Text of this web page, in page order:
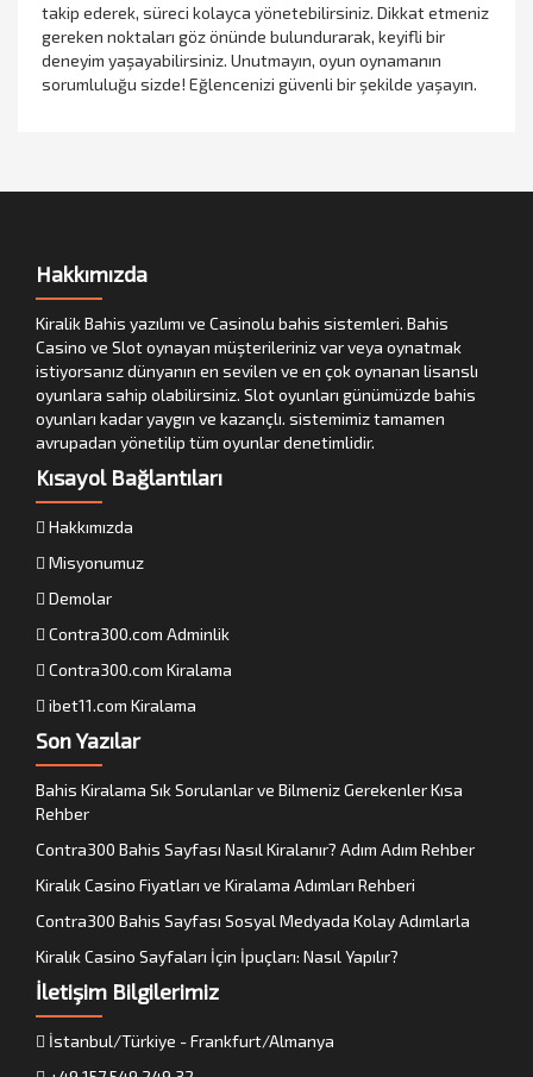
takip ederek, süreci kolayca yönetebilirsiniz. Dikkat etmeniz
gereken noktaları göz önünde bulundurarak, keyifli bir
deneyim yaşayabilirsiniz. Unutmayın, oyun oynamanın
sorumluluğu sizde! Eğlencenizi güvenli bir şekilde yaşayın.
Hakkımızda
Kiralik Bahis yazılımı ve Casinolu bahis sistemleri. Bahis
Casino ve Slot oynayan müşterileriniz var veya oynatmak
istiyorsanız dünyanın en sevilen ve en çok oynanan lisanslı
oyunlara sahip olabilirsiniz. Slot oyunları günümüzde bahis
oyunları kadar yaygın ve kazançlı. sistemimiz tamamen
avrupadan yönetilip tüm oyunlar denetimlidir.
Kısayol Bağlantıları
Hakkımızda
Misyonumuz
Demolar
Contra300.com Adminlik
Contra300.com Kiralama
ibet11.com Kiralama
Son Yazılar
Bahis Kiralama Sık Sorulanlar ve Bilmeniz Gerekenler Kısa
Rehber
Contra300 Bahis Sayfası Nasıl Kiralanır? Adım Adım Rehber
Kiralık Casino Fiyatları ve Kiralama Adımları Rehberi
Contra300 Bahis Sayfası Sosyal Medyada Kolay Adımlarla
Kiralık Casino Sayfaları İçin İpuçları: Nasıl Yapılır?
İletişim Bilgilerimiz
İstanbul/Türkiye - Frankfurt/Almanya